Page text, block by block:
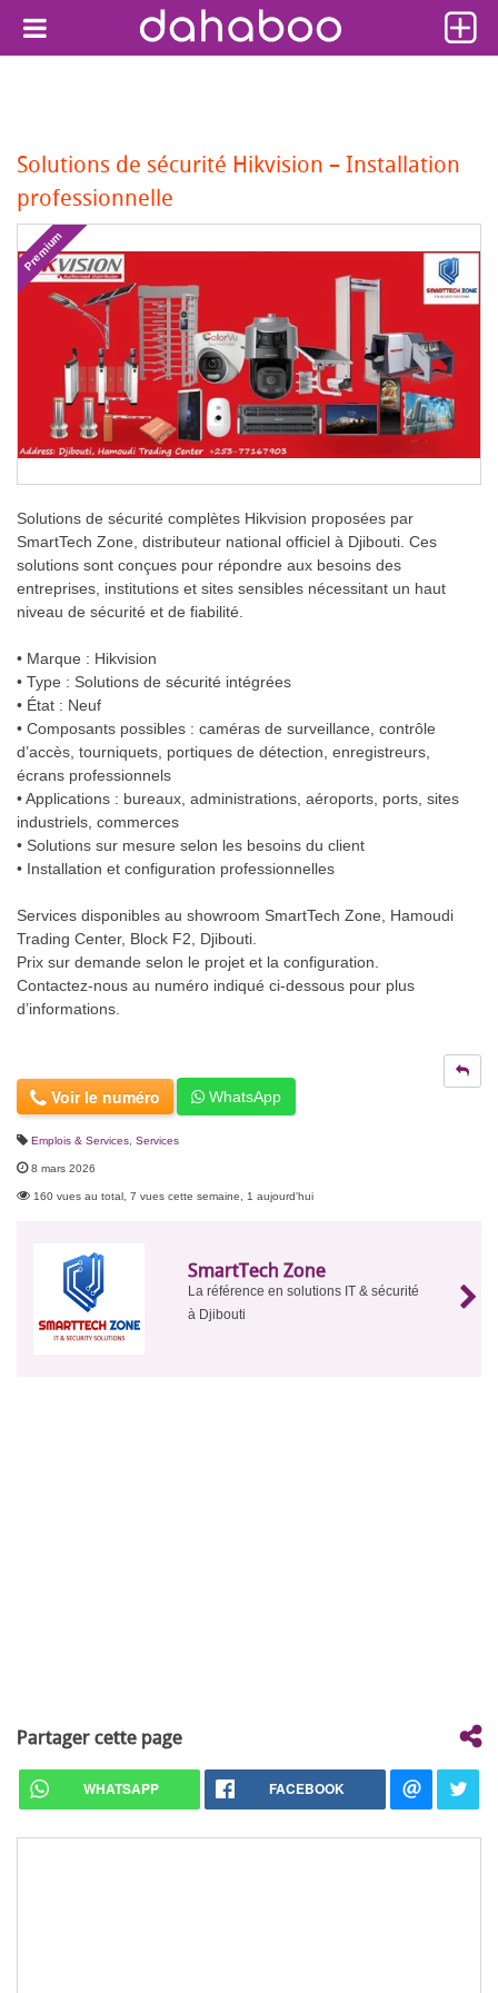
Solutions de sécurité Hikvision – Installation
professionnelle
Premium
Solutions de sécurité complètes Hikvision proposées par
SmartTech Zone, distributeur national officiel à Djibouti. Ces
solutions sont conçues pour répondre aux besoins des
entreprises, institutions et sites sensibles nécessitant un haut
niveau de sécurité et de fiabilité.
• Marque : Hikvision
• Type : Solutions de sécurité intégrées
• État : Neuf
• Composants possibles : caméras de surveillance, contrôle
d’accès, tourniquets, portiques de détection, enregistreurs,
écrans professionnels
• Applications : bureaux, administrations, aéroports, ports, sites
industriels, commerces
• Solutions sur mesure selon les besoins du client
• Installation et configuration professionnelles
Services disponibles au showroom SmartTech Zone, Hamoudi
Trading Center, Block F2, Djibouti.
Prix sur demande selon le projet et la configuration.
Contactez-nous au numéro indiqué ci-dessous pour plus
d’informations.
Voir le numéro WhatsApp
Emplois & Services Services
8 mars 2026
160 vues au total, 7 vues cette semaine, 1 aujourd'hui
SmartTech Zone
La référence en solutions IT & sécurité
à Djibouti
Partager cette page
WHATSAPP FACEBOOK